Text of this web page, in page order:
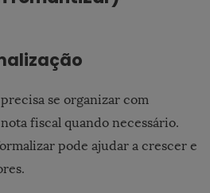
se organizar com
fiscal quando necessário.
pode ajudar a crescer e